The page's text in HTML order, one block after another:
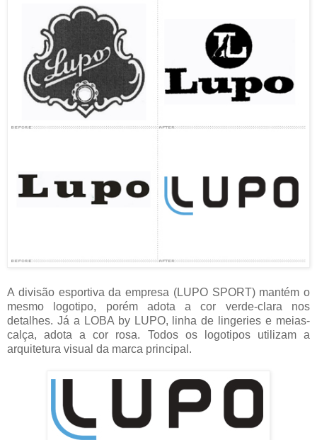
A divisão esportiva da empresa (LUPO SPORT) mantém o
mesmo logotipo, porém adota a cor verde-clara nos
detalhes. Já a LOBA by LUPO, linha de lingeries e meias-
calça, adota a cor rosa. Todos os logotipos utilizam a
arquitetura visual da marca principal.